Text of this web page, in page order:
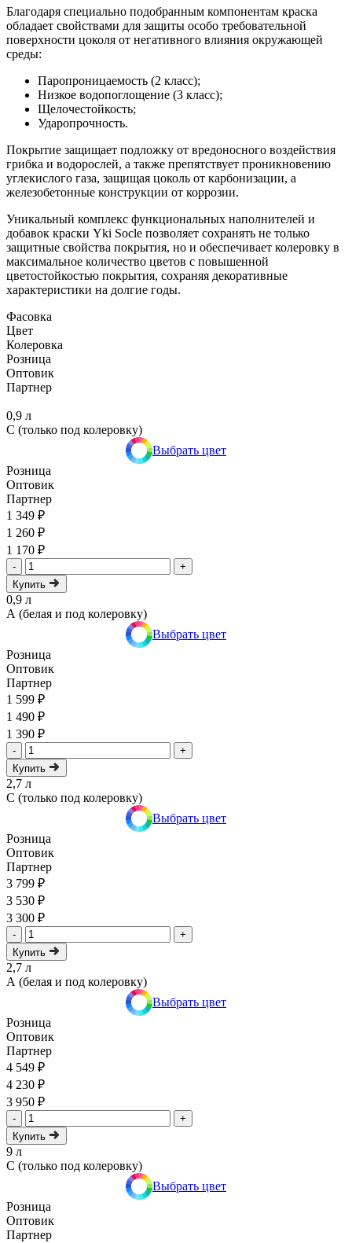
Благодаря специально подобранным компонентам краска
обладает свойствами для защиты особо требовательной
поверхности цоколя от негативного влияния окружающей
среды:
Паропроницаемость (2 класс);
Низкое водопоглощение (3 класс);
Щелочестойкость;
Ударопрочность.
Покрытие защищает подложку от вредоносного воздействия
грибка и водорослей, а также препятствует проникновению
углекислого газа, защищая цоколь от карбонизации, а
железобетонные конструкции от коррозии.
Уникальный комплекс функциональных наполнителей и
добавок краски Yki Socle позволяет сохранять не только
защитные свойства покрытия, но и обеспечивает колеровку в
максимальное количество цветов с повышенной
цветостойкостью покрытия, сохраняя декоративные
характеристики на долгие годы.
Фасовка
Цвет
Колеровка
Розница
Оптовик
Партнер
0,9 л
C (только под колеровку)
Выбрать цвет
Розница
Оптовик
Партнер
1 349 ₽
1 260 ₽
1 170 ₽
-
+
Купить
0,9 л
А (белая и под колеровку)
Выбрать цвет
Розница
Оптовик
Партнер
1 599 ₽
1 490 ₽
1 390 ₽
-
+
Купить
2,7 л
C (только под колеровку)
Выбрать цвет
Розница
Оптовик
Партнер
3 799 ₽
3 530 ₽
3 300 ₽
-
+
Купить
2,7 л
А (белая и под колеровку)
Выбрать цвет
Розница
Оптовик
Партнер
4 549 ₽
4 230 ₽
3 950 ₽
-
+
Купить
9 л
C (только под колеровку)
Выбрать цвет
Розница
Оптовик
Партнер